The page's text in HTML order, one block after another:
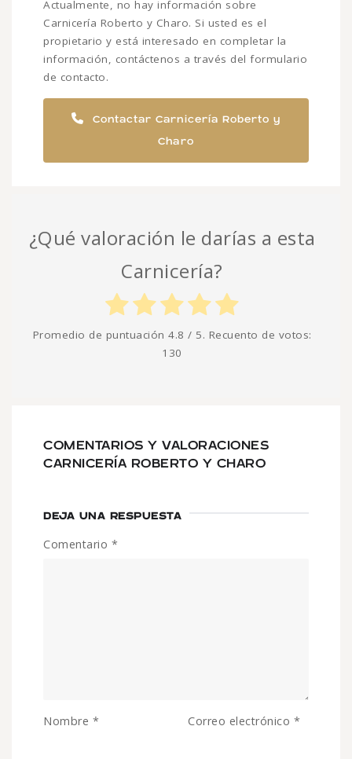
Actualmente, no hay información sobre
Carnicería Roberto y Charo. Si usted es el
propietario y está interesado en completar la
información, contáctenos a través del formulario
de contacto.
Contactar Carnicería Roberto y
Charo
¿Qué valoración le darías a esta
Carnicería?
Promedio de puntuación 4.8 / 5. Recuento de votos:
130
COMENTARIOS Y VALORACIONES
CARNICERÍA ROBERTO Y CHARO
DEJA UNA RESPUESTA
Comentario *
Nombre * Correo electrónico *